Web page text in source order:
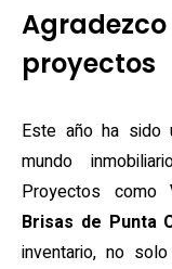
proyectos
Este año ha sido
mundo
Proyectos como
Brisas de Punta
inventario, no